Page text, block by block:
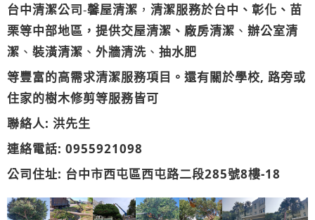
台中清潔公司-馨屋清潔 ， 清潔服務於台中、彰化、苗
栗等中部地區，提供交屋清潔、廠房清潔 、 辦公室清
潔 、 裝潢清潔 、 外牆清洗 、 抽水肥
等豐富的高需求清潔服務項目。還有關於學校, 路旁或
住家的樹木修剪等服務皆可
聯絡人: 洪先生
連絡電話: 0955921098
公司住址: 台中市西屯區西屯路二段285號8樓-18